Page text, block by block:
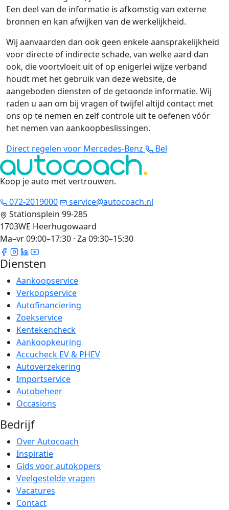
Een deel van de informatie is afkomstig van externe
bronnen en kan afwijken van de werkelijkheid.
Wij aanvaarden dan ook geen enkele aansprakelijkheid
voor directe of indirecte schade, van welke aard dan
ook, die voortvloeit uit of op enigerlei wijze verband
houdt met het gebruik van deze website, de
aangeboden diensten of de getoonde informatie. Wij
raden u aan om bij vragen of twijfel altijd contact met
ons op te nemen en zelf controle uit te oefenen vóór
het nemen van aankoopbeslissingen.
Direct regelen voor Mercedes-Benz
Bel
Koop je auto met vertrouwen.
072-2019000
service@autocoach.nl
Stationsplein 99-285
1703WE Heerhugowaard
Ma–vr 09:00–17:30 · Za 09:30–15:30
Diensten
Aankoopservice
Verkoopservice
Autofinanciering
Zoekservice
Kentekencheck
Aankoopkeuring
Accucheck EV & PHEV
Autoverzekering
Importservice
Autobeheer
Occasions
Bedrijf
Over Autocoach
Inspiratie
Gids voor autokopers
Veelgestelde vragen
Vacatures
Contact